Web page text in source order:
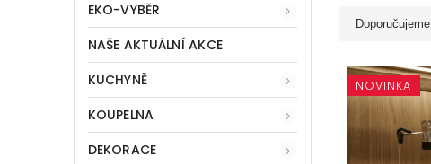
EKO-VYBĚR
NAŠE AKTUÁLNÍ AKCE
KUCHYNĚ
KOUPELNA
DEKORACE
Doporučujeme
NOVINKA